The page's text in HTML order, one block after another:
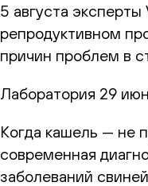
5 августа
репродуктивном
причин проблем в
Лаборатория 29
Когда кашель — не
современная
заболеваний свиней